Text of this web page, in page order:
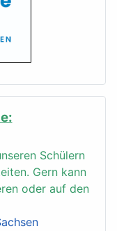
Schülern
Gern kann
oder auf den